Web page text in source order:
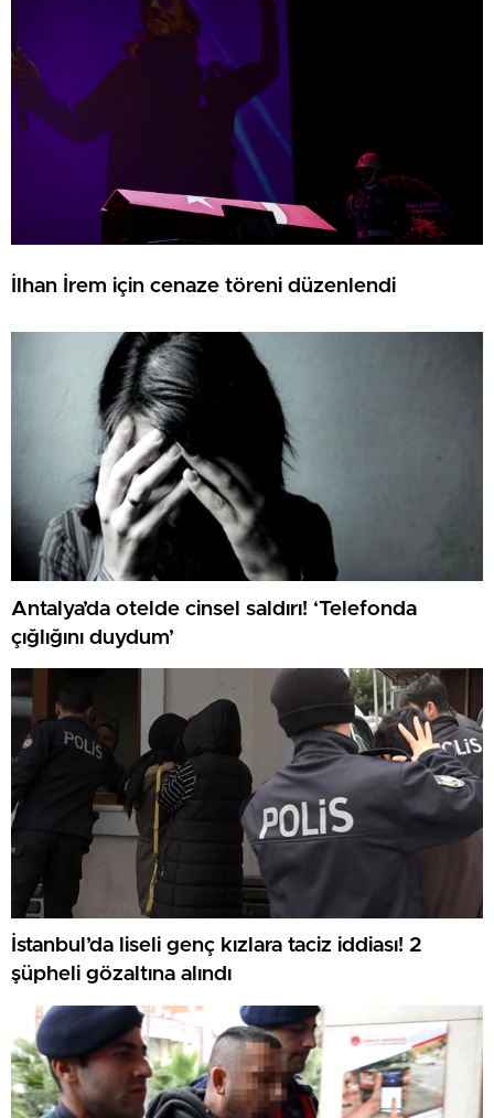
İlhan İrem için cenaze töreni düzenlendi
Antalya’da otelde cinsel saldırı! ‘Telefonda
çığlığını duydum’
İstanbul’da liseli genç kızlara taciz iddiası! 2
şüpheli gözaltına alındı